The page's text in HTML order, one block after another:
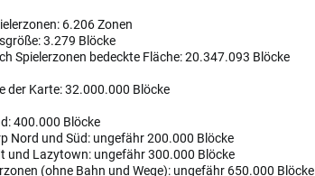
6.206 Zonen
3.279 Blöcke
Spielerzonen bedeckte Fläche: 20.347.093 Blöcke
der Karte: 32.000.000 Blöcke
400.000 Blöcke
Nord und Süd: ungefähr 200.000 Blöcke
und Lazytown: ungefähr 300.000 Blöcke
(ohne Bahn und Wege): ungefähr 650.000 Blöcke